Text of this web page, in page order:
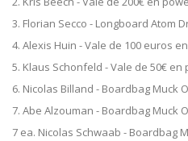
3. Florian Secco - Longboard Atom
4. Alexis Huin - Vale de 100 euros
5. Klaus Schonfeld - Vale de 50€
6. Nicolas Billand - Boardbag Muck
7. Abe Alzouman - Boardbag Muck
7 ea. Nicolas Schwaab - Boardbag